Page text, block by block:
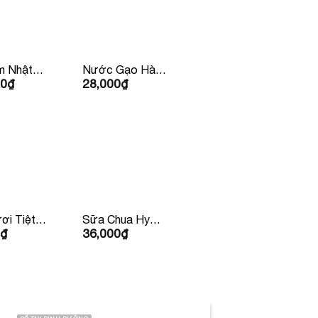
Nhật
₫
Nước Gạo Hàn
Quốc 500ml
28,000₫
Tiệt
₫
Sữa Chua Hy
Lạp Lucas Có
36,000₫